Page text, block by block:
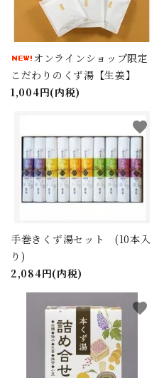
オンラインショップ限定
こだわりのくず湯【生姜】
1,004円(内税)
手巻きくず湯セット (10本入
り)
2,084円(内税)
favorite
favorite